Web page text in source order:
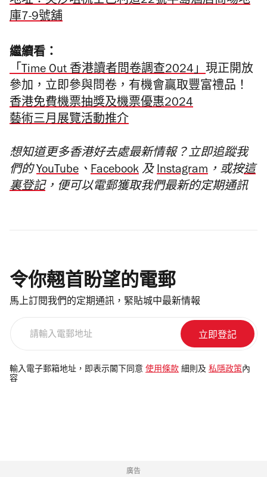
庫7-9號舖
繼續看：
「Time Out 香港讀者問卷調查2024」現正開放
參加 ，立即參與問卷，有機會贏取豐富禮品！
香港免費機票抽獎及機票優惠2024
藝術三月展覽活動推介
想知道更多香港好去處最新情報？立即追蹤我
們的 YouTube 、 Facebook 及 Instagram ，或按這
裏登記，便可以電郵獲取我們最新的定期通訊
令你翹首盼望的電郵
馬上訂閱我們的定期通訊，緊貼城中最新情報
電
郵
輸入電子郵箱地址，即表示閣下同意 使用條款 細則及 私隱政策 內
容
廣告